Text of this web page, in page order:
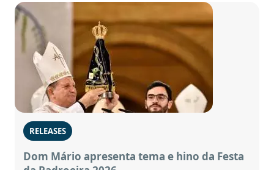
RELEASES
Dom Mário apresenta tema e hino da Festa